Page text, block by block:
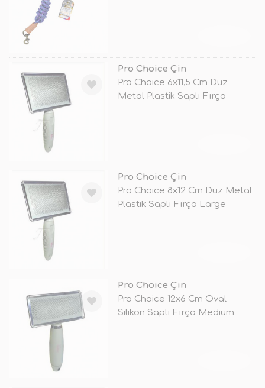
Pro Choice Çin
Pro Choice 6x11,5 Cm Düz
Metal Plastik Saplı Fırça
Pro Choice Çin
Pro Choice 8x12 Cm Düz Metal
Plastik Saplı Fırça Large
Pro Choice Çin
Pro Choice 12x6 Cm Oval
Silikon Saplı Fırça Medium